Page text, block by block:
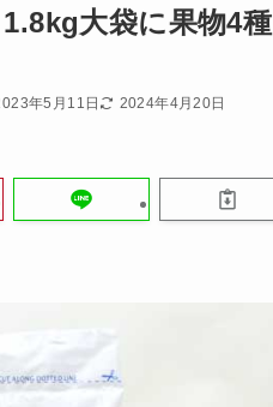
大袋に果物4種
年5月11日
2024年4月20日